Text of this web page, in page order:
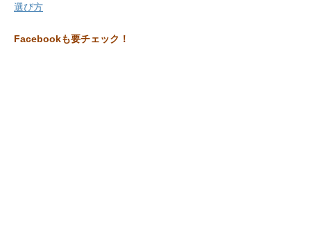
選び方
Facebookも要チェック！